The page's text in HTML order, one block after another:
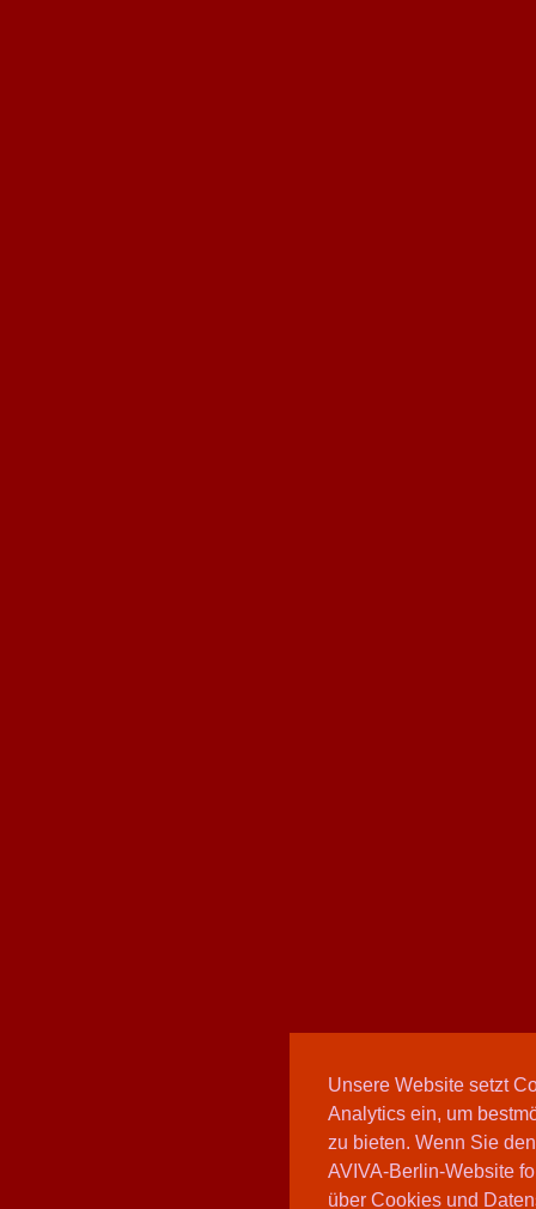
Unsere Website setzt
Analytics ein, um
zu bieten. Wenn Sie
AVIVA-Berlin-Website
über Cookies und